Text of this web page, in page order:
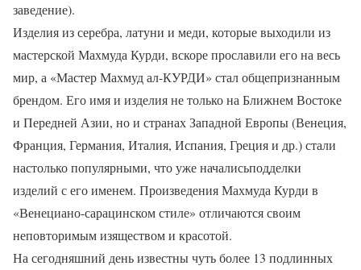
заведение).
Изделия из серебра, латуни и меди, которые выходили из
мастерской Махмуда Курди, вскоре прославили его на весь
мир, а «Мастер Махмуд ал-КУРДИ» стал общепризнанным
брендом. Его имя и изделия не только на Ближнем Востоке
и Передней Азии, но и странах Западной Европы (Венеция,
Франция, Германия, Италия, Испания, Греция и др.) стали
настолько популярными, что уже началисьподделки
изделий с его именем. Произведения Махмуда Курди в
«Венециано-сарацинском стиле» отличаются своим
неповторимым изяществом и красотой.
На сегодняшний день известны чуть более 13 подлинных